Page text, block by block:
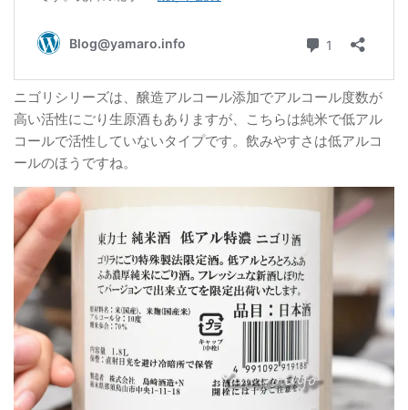
ニゴリシリーズは、醸造アルコール添加でアルコール度数が
高い活性にごり生原酒もありますが、こちらは純米で低アル
コールで活性していないタイプです。飲みやすさは低アルコ
ールのほうですね。